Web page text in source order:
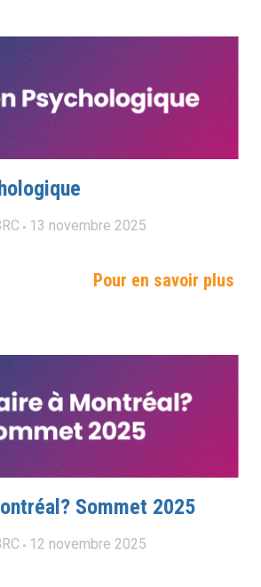
13 novembre 2025
Pour en savoir plus
Sommet 2025
12 novembre 2025